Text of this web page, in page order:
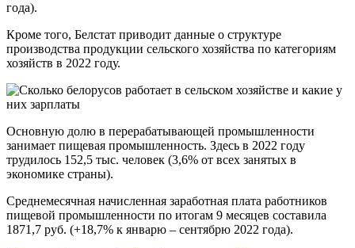
года).
Кроме того, Белстат приводит данные о структуре
производства продукции сельского хозяйства по категориям
хозяйств в 2022 году.
Основную долю в перерабатывающей промышленности
занимает пищевая промышленность. Здесь в 2022 году
трудилось 152,5 тыс. человек (3,6% от всех занятых в
экономике страны).
Среднемесячная начисленная заработная плата работников
пищевой промышленности по итогам 9 месяцев составила
1871,7 руб. (+18,7% к январю – сентябрю 2022 года).